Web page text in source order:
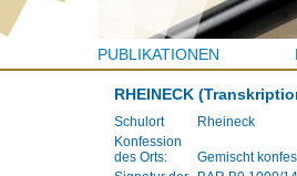
PUBLIKATIONEN
RHEINECK
Schulort
Rheineck
Konfession
des Orts:
Gemischt